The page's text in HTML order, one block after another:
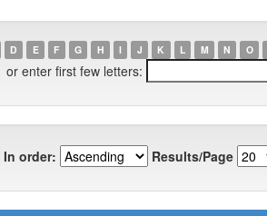
D E F G H I J K L M N O
or enter first few letters:
In order: Results/Page